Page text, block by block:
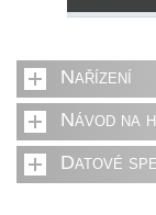
Nařízení
Návod na
Datové